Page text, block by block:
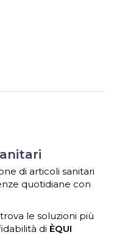
di articoli sanitari
quotidiane con
le soluzioni più
di ÈQUI